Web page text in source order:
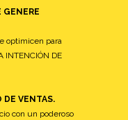
GENERE
optimicen para
INTENCIÓN DE
VENTAS.
con un poderoso